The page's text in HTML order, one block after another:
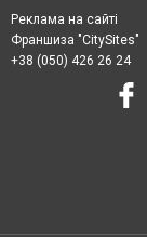
Реклама на сайті
Франшиза "CitySites"
+38 (050) 426 26 24